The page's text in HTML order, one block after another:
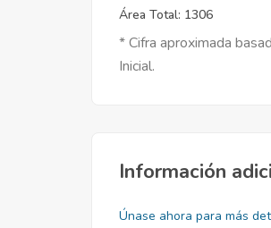
Área Total: 1306
* Cifra aproximada
Inicial.
Información
Únase ahora para más